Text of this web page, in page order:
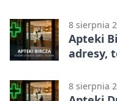
8 sierpnia
Apteki
adresy,
8 sierpnia